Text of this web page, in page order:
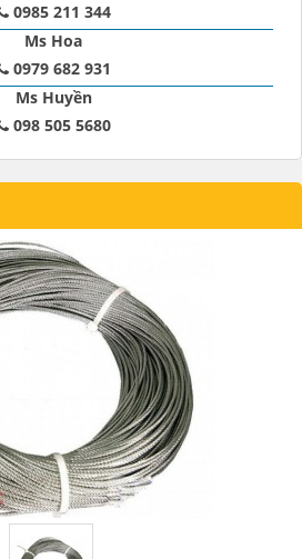
0985 211 344
Ms Hoa
0979 682 931
Ms Huyền
098 505 5680